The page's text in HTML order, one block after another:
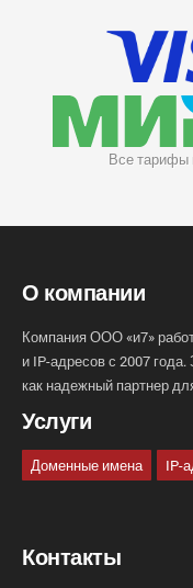
Все тарифы
О компании
Компания ООО «и7»
и IP-адресов с 2007
как надежный партнер
Услуги
Доменные имена IP-
Контакты